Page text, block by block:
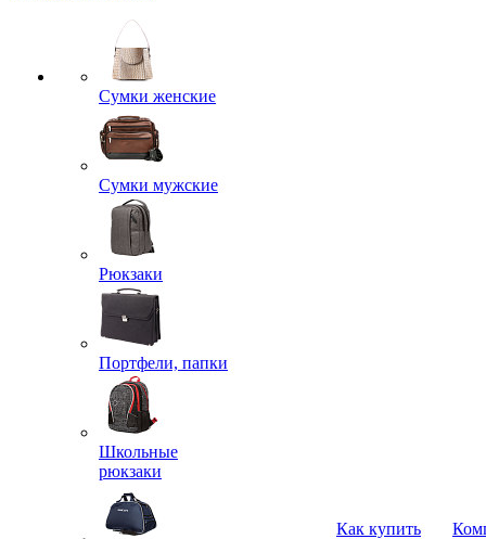
Сумки женские
Сумки мужские
Рюкзаки
Портфели, папки
Школьные
рюкзаки
Как купить